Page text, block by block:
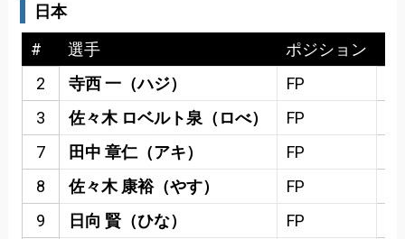
日本
#
選手 ポジション
2
寺西 一（ハジ）
FP
3
佐々木 ロベルト泉（ロべ）
FP
7
田中 章仁（アキ）
FP
8
佐々木 康裕（やす）
FP
9
日向 賢（ひな）
FP